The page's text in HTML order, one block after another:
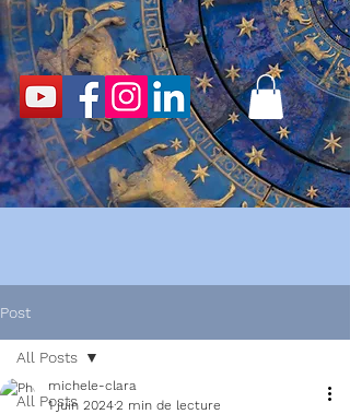
Post
All Posts
All Posts
michele-clara
1 juin 20242 min de lecture